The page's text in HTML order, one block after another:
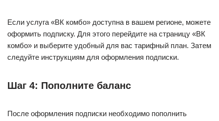
Если услуга «ВК комбо» доступна в вашем регионе, можете
оформить подписку. Для этого перейдите на страницу «ВК
комбо» и выберите удобный для вас тарифный план. Затем
следуйте инструкциям для оформления подписки.
Шаг 4: Пополните баланс
После оформления подписки необходимо пополнить